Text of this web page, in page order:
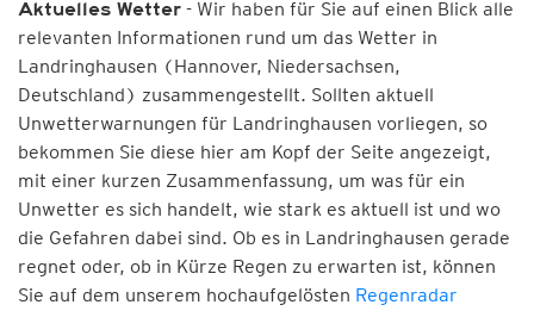
Aktuelles Wetter - Wir haben für Sie auf einen Blick alle
relevanten Informationen rund um das Wetter in
Landringhausen (Hannover, Niedersachsen,
Deutschland) zusammengestellt. Sollten aktuell
Unwetterwarnungen für Landringhausen vorliegen, so
bekommen Sie diese hier am Kopf der Seite angezeigt,
mit einer kurzen Zusammenfassung, um was für ein
Unwetter es sich handelt, wie stark es aktuell ist und wo
die Gefahren dabei sind. Ob es in Landringhausen gerade
regnet oder, ob in Kürze Regen zu erwarten ist, können
Sie auf dem unserem hochaufgelösten Regenradar